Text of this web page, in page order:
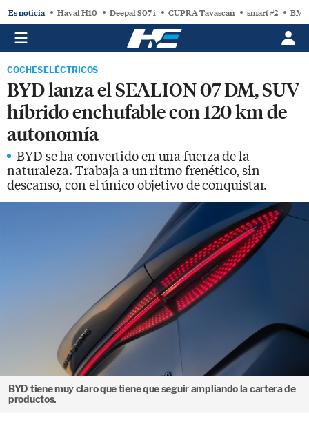
Es noticia Haval H10 Deepal S07 i CUPRA Tavascan smart #2
COCHES ELÉCTRICOS
BYD lanza el SEALION 07 DM, SUV
híbrido enchufable con 120 km de
autonomía
BYD se ha convertido en una fuerza de la
naturaleza. Trabaja a un ritmo frenético, sin
descanso, con el único objetivo de conquistar.
BYD tiene muy claro que tiene que seguir ampliando la cartera de
productos.